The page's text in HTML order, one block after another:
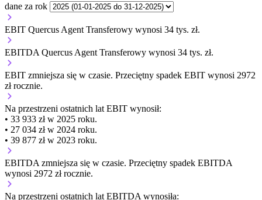
dane za rok
EBIT Quercus Agent Transferowy wynosi 34 tys. zł.
EBITDA Quercus Agent Transferowy wynosi 34 tys. zł.
EBIT zmniejsza się w czasie. Przeciętny spadek EBIT wynosi 2972
zł rocznie.
Na przestrzeni ostatnich lat EBIT wynosił:
• 33 933 zł w 2025 roku.
• 27 034 zł w 2024 roku.
• 39 877 zł w 2023 roku.
EBITDA zmniejsza się w czasie. Przeciętny spadek EBITDA
wynosi 2972 zł rocznie.
Na przestrzeni ostatnich lat EBITDA wynosiła: